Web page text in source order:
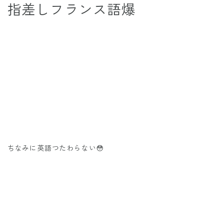
指差しフランス語爆
ちなみに英語つたわらない😳